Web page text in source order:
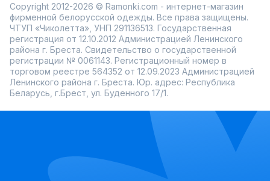
Copyright 2012-2026 © Ramonki.com - интернет-магазин
фирменной белорусской одежды. Все права защищены.
ЧТУП «Чиколетта», УНП 291136513. Государственная
регистрация от 12.10.2012 Администрацией Ленинского
района г. Бреста. Свидетельство о государственной
регистрации № 0061143. Регистрационный номер в
торговом реестре 564352 от 12.09.2023 Администрацией
Ленинского района г. Бреста. Юр. адрес: Республика
Беларусь, г.Брест, ул. Буденного 17/1.